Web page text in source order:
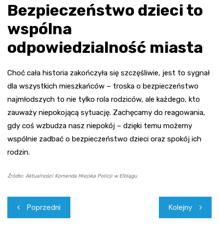
Bezpieczeństwo dzieci to
wspólna
odpowiedzialność miasta
Choć cała historia zakończyła się szczęśliwie, jest to sygnał
dla wszystkich mieszkańców – troska o bezpieczeństwo
najmłodszych to nie tylko rola rodziców, ale każdego, kto
zauważy niepokojącą sytuację. Zachęcamy do reagowania,
gdy coś wzbudza nasz niepokój – dzięki temu możemy
wspólnie zadbać o bezpieczeństwo dzieci oraz spokój ich
rodzin.
Źródło: Aktualności Komenda Miejska Policji w Elblągu
Nawigacja
wpisu
Poprzedni Kolejny